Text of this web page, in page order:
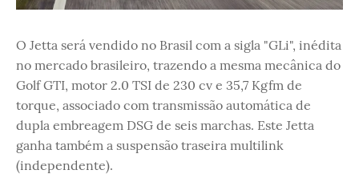
O Jetta será vendido no Brasil com a sigla "GLi", inédita
no mercado brasileiro, trazendo a mesma mecânica do
Golf GTI, motor 2.0 TSI de 230 cv e 35,7 Kgfm de
torque, associado com transmissão automática de
dupla embreagem DSG de seis marchas. Este Jetta
ganha também a suspensão traseira multilink
(independente).